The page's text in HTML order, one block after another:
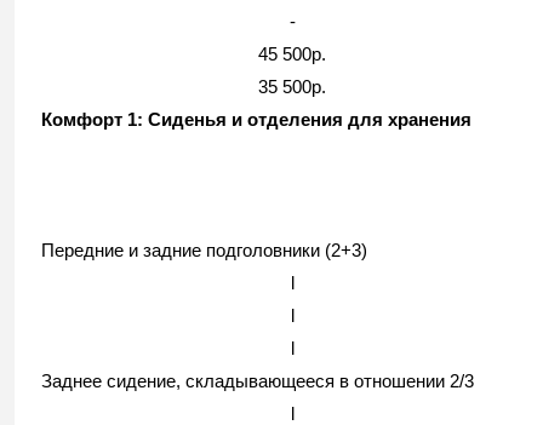
-
45 500р.
35 500р.
Комфорт 1: Сиденья и отделения для хранения
Передние и задние подголовники (2+3)
l
l
l
Заднее сидение, складывающееся в отношении 2/3
l